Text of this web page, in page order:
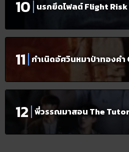
นรกยึดไฟลต์ Flight Risk
กำเนิดอัศวินหมาป่าทองคำ
พี่วรรณมาสอน The